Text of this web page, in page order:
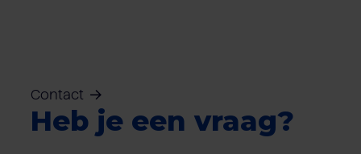
Contact
Heb je een vraag?